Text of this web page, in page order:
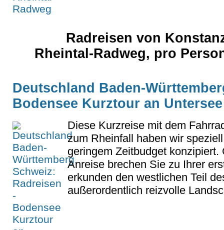
Radreisen von
Rheintal-Radweg, pro
Deutschland Baden-
Bodensee Kurztour an
Diese Kurzreise mit dem
zum Rheinfall haben wir
geringem Zeitbudget konzipiert.
Anreise brechen Sie zu Ihrer
erkunden den westlichen Teil
außerordentlich reizvolle